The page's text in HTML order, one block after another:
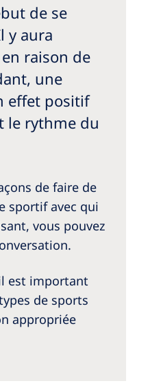
de se
y aura
raison de
une
effet positif
le rythme du
de faire de
sportif avec qui
vous pouvez
est important
de sports
appropriée